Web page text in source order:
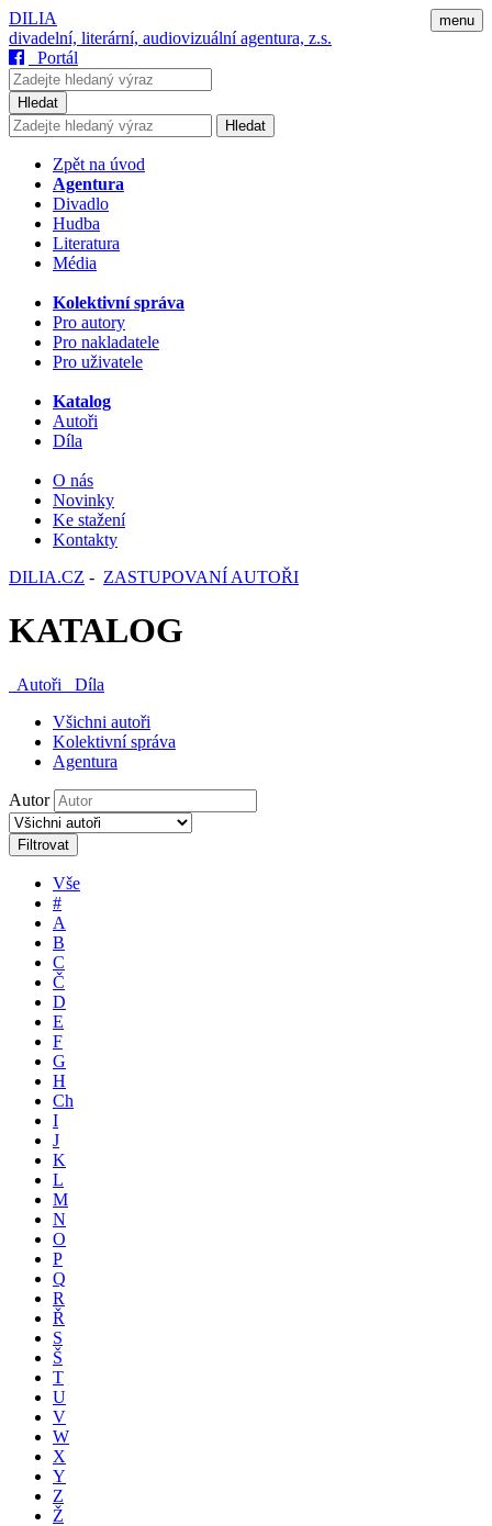
menu
DILIA
divadelní, literární, audiovizuální agentura, z.s.
Portál
Hledat
Hledat
Zpět na úvod
Agentura
Divadlo
Hudba
Literatura
Média
Kolektivní správa
Pro autory
Pro nakladatele
Pro uživatele
Katalog
Autoři
Díla
O nás
Novinky
Ke stažení
Kontakty
DILIA.CZ - ZASTUPOVANÍ AUTOŘI
KATALOG
Autoři
Díla
Všichni autoři
Kolektivní správa
Agentura
Autor
Filtrovat
Vše
#
A
B
C
Č
D
E
F
G
H
Ch
I
J
K
L
M
N
O
P
Q
R
Ř
S
Š
T
U
V
W
X
Y
Z
Ž